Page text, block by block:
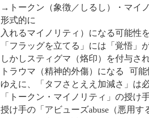
→トークン（象徴／しるし）・マイ
形式的に
入れるマイノリティ）になる可能性
「フラッグを立てる」には「覚悟」
しかしスティグマ（烙印）を付与さ
トラウマ（精神的外傷）になる 可
ゆえに、「タフさとええ加減さ」は
「トークン・マイノリティ」の授け
授け手の「アビューズabuse（悪用